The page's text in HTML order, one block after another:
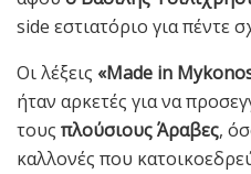
side εστιατόριο για πέντε
Οι λέξεις «Μade in
ήταν αρκετές για να
τους πλούσιους Άραβες,
καλλονές που